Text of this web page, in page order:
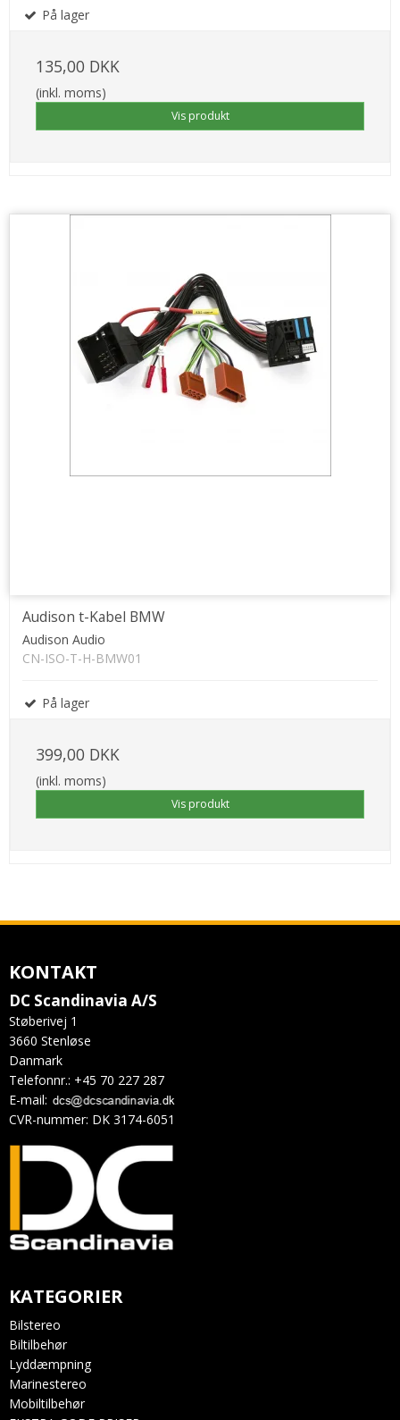
På lager
135,00 DKK
(inkl. moms)
Vis produkt
Audison t-Kabel BMW
Audison Audio
CN-ISO-T-H-BMW01
På lager
399,00 DKK
(inkl. moms)
Vis produkt
KONTAKT
DC Scandinavia A/S
Støberivej 1
3660 Stenløse
Danmark
Telefonnr.: +45 70 227 287
E-mail:
CVR-nummer: DK 3174-6051
KATEGORIER
Bilstereo
Biltilbehør
Lyddæmpning
Marinestereo
Mobiltilbehør